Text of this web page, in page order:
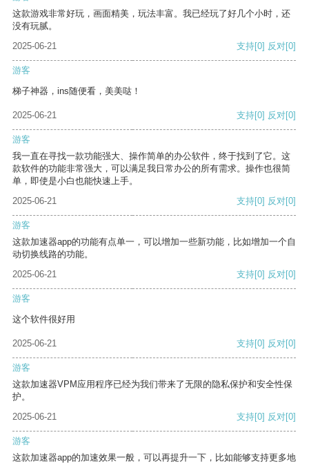
这款游戏非常好玩，画面精美，玩法丰富。我已经玩了好几个小时，还
没有玩腻。
2025-06-21
支持[0] 反对[0]
游客
梯子神器，ins随便看，美美哒！
2025-06-21 支持[0] 反对[0]
游客
我一直在寻找一款功能强大、操作简单的办公软件，终于找到了它。这
款软件的功能非常强大，可以满足我日常办公的所有需求。操作也很简
单，即使是小白也能快速上手。
2025-06-21
支持[0] 反对[0]
游客
这款加速器app的功能有点单一，可以增加一些新功能，比如增加一个自
动切换线路的功能。
2025-06-21
支持[0] 反对[0]
游客
这个软件很好用
2025-06-21 支持[0] 反对[0]
游客
这款加速器VPM应用程序已经为我们带来了无限的隐私保护和安全性保
护。
2025-06-21
支持[0] 反对[0]
游客
这款加速器app的加速效果一般，可以再提升一下，比如能够支持更多地